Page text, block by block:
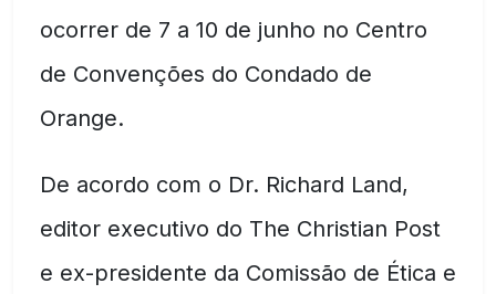
ocorrer de 7 a 10 de junho no Centro
de Convenções do Condado de
Orange.
De acordo com o Dr. Richard Land,
editor executivo do The Christian Post
e ex-presidente da Comissão de Ética e